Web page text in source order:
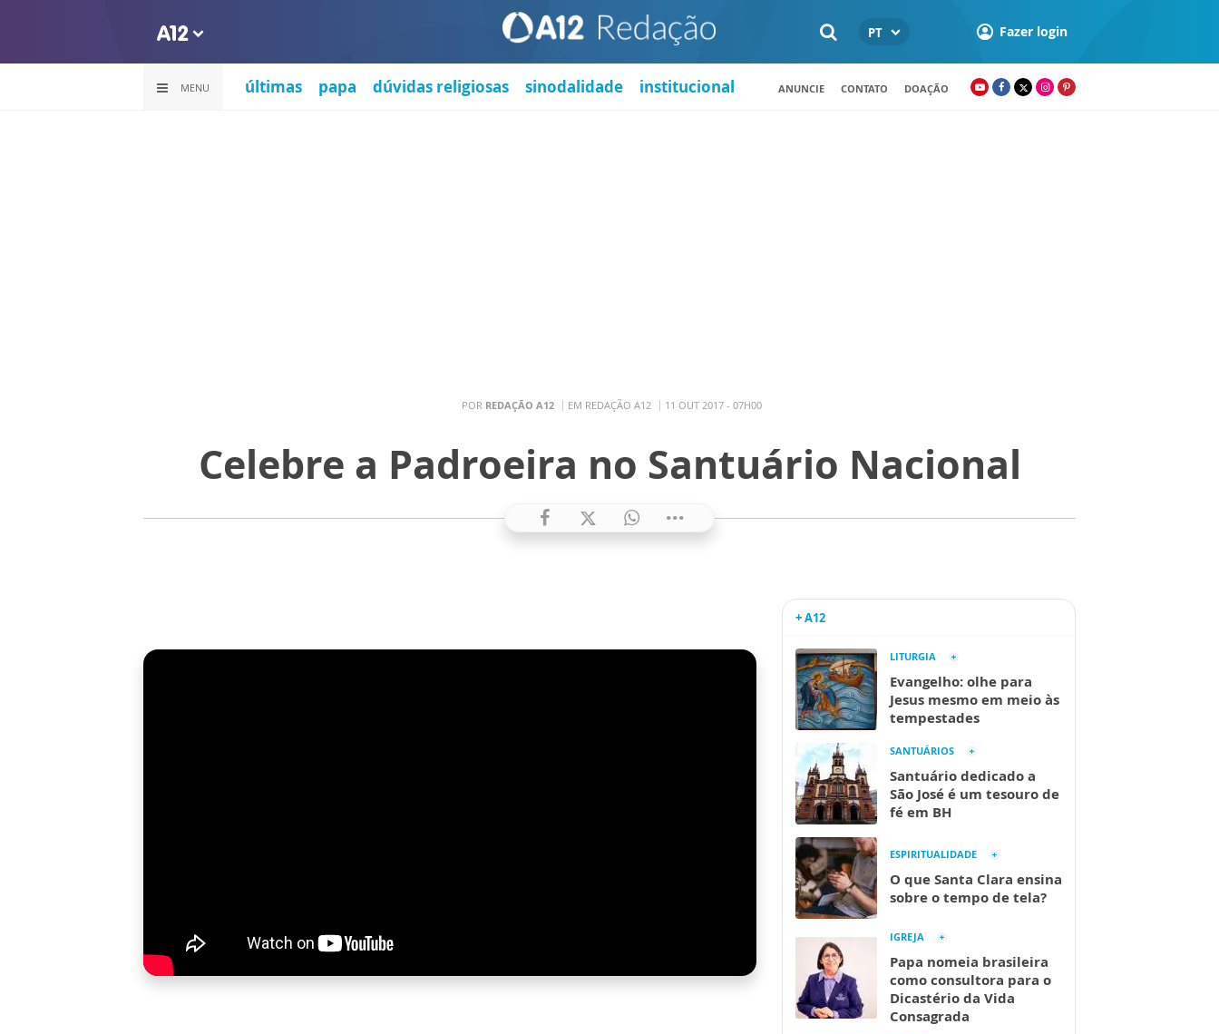
PT Fazer login
MENU últimas papa dúvidas religiosas sinodalidade institucional ANUNCIE CONTATO DOAÇÃO
POR REDAÇÃO A12 EM REDAÇÃO A12 11 OUT 2017 - 07H00
Celebre a Padroeira no Santuário Nacional
+ A12
LITURGIA
Evangelho: olhe para
Jesus mesmo em meio às
tempestades
SANTUÁRIOS
Santuário dedicado a
São José é um tesouro de
fé em BH
ESPIRITUALIDADE
O que Santa Clara ensina
sobre o tempo de tela?
IGREJA
Papa nomeia brasileira
como consultora para o
Dicastério da Vida
Consagrada